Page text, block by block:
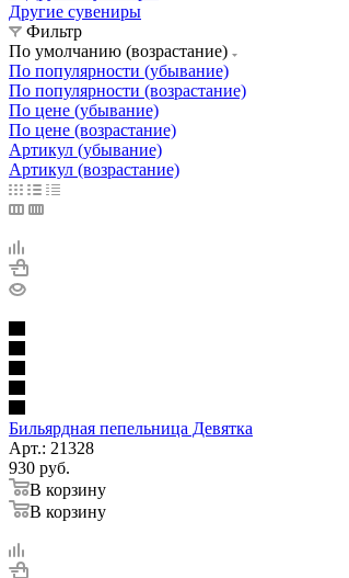
Другие сувениры
Фильтр
По умолчанию (возрастание)
По популярности (убывание)
По популярности (возрастание)
По цене (убывание)
По цене (возрастание)
Артикул (убывание)
Артикул (возрастание)
Бильярдная пепельница Девятка
Арт.: 21328
930 руб.
В корзину
В корзину